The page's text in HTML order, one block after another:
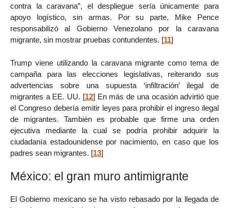
contra la caravana”, el despliegue sería únicamente para
apoyo logístico, sin armas. Por su parte, Mike Pence
responsabilizó al Gobierno Venezolano por la caravana
migrante, sin mostrar pruebas contundentes. [11]
Trump viene utilizando la caravana migrante como tema de
campaña para las elecciones legislativas, reiterando sus
advertencias sobre una supuesta ‘infiltración’ ilegal de
migrantes a EE. UU. [12] En más de una ocasión advirtió que
el Congreso debería emitir leyes para prohibir el ingreso ilegal
de migrantes. También es probable que firme una orden
ejecutiva mediante la cual se podría prohibir adquirir la
ciudadanía estadounidense por nacimiento, en caso que los
padres sean migrantes. [13]
México: el gran muro antimigrante
El Gobierno mexicano se ha visto rebasado por la llegada de